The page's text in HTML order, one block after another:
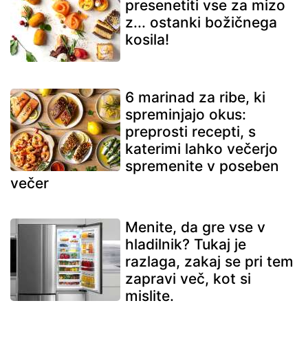
presenetiti vse za mizo
z... ostanki božičnega
kosila!
6 marinad za ribe, ki
spreminjajo okus:
preprosti recepti, s
katerimi lahko večerjo
spremenite v poseben
večer
Menite, da gre vse v
hladilnik? Tukaj je
razlaga, zakaj se pri tem
zapravi več, kot si
mislite.